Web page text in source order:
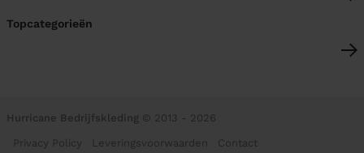
Topcategorieën
Hurricane Bedrijfskleding © 2013 - 2026
Privacy Policy Leveringsvoorwaarden Contact